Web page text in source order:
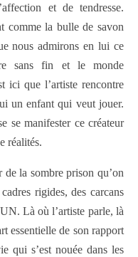
et de tendresse.
comme la bulle de savon
nous admirons en lui ce
sans fin et le monde
ici que l’artiste rencontre
un enfant qui veut jouer.
se manifester ce créateur
réalités.
la sombre prison qu’on
rigides, des carcans
Là où l’artiste parle, là
essentielle de son rapport
qui s’est nouée dans les